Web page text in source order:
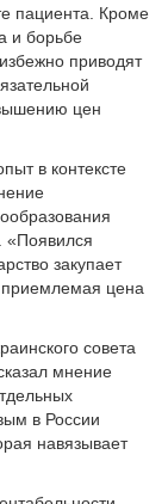
пациента. Кроме
и борьбе
приводят
цен
в контексте
«Появился
закупает
приемлемая цена
совета
мнение
в России
навязывает